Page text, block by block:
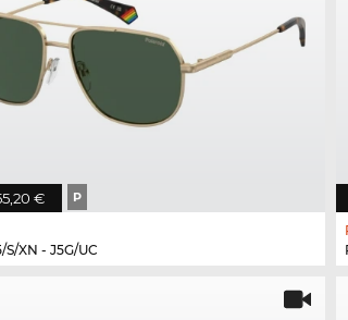
€ P
S/XN - J5G/UC